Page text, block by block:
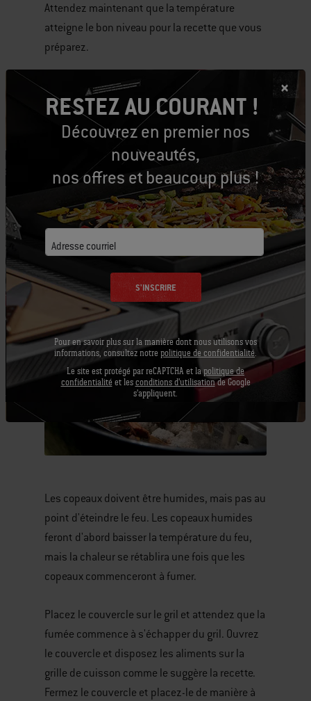
Attendez maintenant que la température
atteigne le bon niveau pour la recette que vous
préparez.
N'oubliez pas qu'à mesure que le charbon de
bois brûle, la température baisse. Lorsque la
température atteint la limite supérieure de la
plage de température souhaitée, retirez le
couvercle et utilisez une brosse à griller à long
manche pour racler les morceaux d'aliments qui
pourraient coller à la grille de cuisson.
5. Égoutter et ajouter la quantité nécessaire de
copeaux de bois uniformément sur le charbon
de bois.
Les copeaux doivent être humides, mais pas au
point d'éteindre le feu. Les copeaux humides
feront d'abord baisser la température du feu,
mais la chaleur se rétablira une fois que les
copeaux commenceront à fumer.
Placez le couvercle sur le gril et attendez que la
fumée commence à s'échapper du gril. Ouvrez
le couvercle et disposez les aliments sur la
grille de cuisson comme le suggère la recette.
Fermez le couvercle et placez-le de manière à
RESTEZ AU COURANT !
Découvrez en premier nos
nouveautés,
nos offres et beaucoup plus !
Adresse courriel
S'INSCRIRE
Pour en savoir plus sur la manière dont nous utilisons vos
informations, consultez notre politique de confidentialité.
Le site est protégé par reCAPTCHA et lapolitique de
confidentialité et les conditions d'utilisationde Google
s'appliquent.